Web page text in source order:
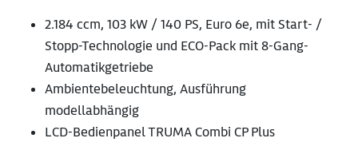
2.184 ccm, 103 kW / 140 PS, Euro 6e, mit Start- /
Stopp-Technologie und ECO-Pack mit 8-Gang-
Automatikgetriebe
Ambientebeleuchtung, Ausführung
modellabhängig
LCD-Bedienpanel TRUMA Combi CP Plus